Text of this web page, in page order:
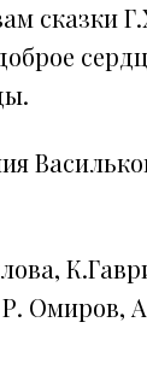
сказки
Омиров,